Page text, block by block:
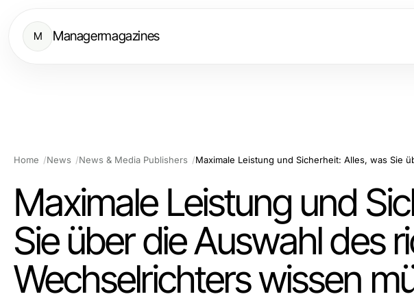
M Managermagazines
Home News News & Media Publishers
Maximale Leistung und
Sie über die Auswahl des
Wechselrichters wissen